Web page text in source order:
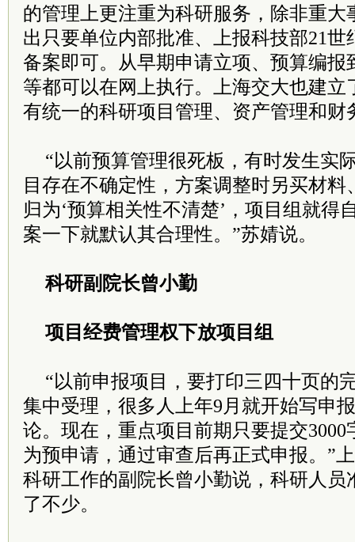
的管理上更注重为科研服务，除非重大
出只要单位内部批准、上报科技部21世
备案即可。从早期申请立项、预算编报
等都可以在网上执行。上海交大也建立
有统一的科研项目管理、资产管理和财
“以前预算管理很死板，有时发生实
目存在不确定性，方案调整时另买材
归为‘预算相关性不清楚’，项目组就得
案一下就默认其合理性。”苏婧说。
科研副院长曾小勤
项目经费管理权下放项目组
“以前申报项目，要打印三四十页的
集中受理，很多人上年9月就开始写申
论。现在，重点项目前期只要提交
为预申请，通过审查后再正式申报。”
科研工作的副院长曾小勤说，科研人员
了不少。